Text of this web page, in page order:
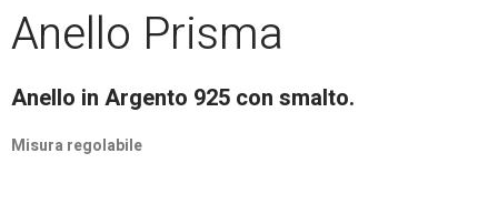
Anello Prisma
Anello in Argento 925 con smalto.
Misura regolabile